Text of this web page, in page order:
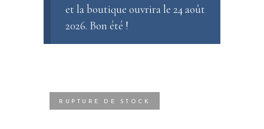
et la boutique ouvrira le 24 août
2026. Bon été !
RUPTURE DE STOCK